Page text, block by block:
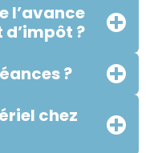
l’avance
?
?
chez